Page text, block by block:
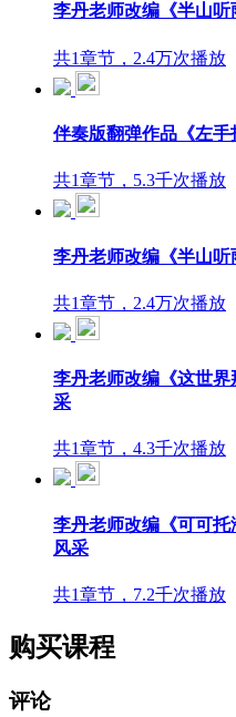
李丹老师改编《半山
共1章节，2.4万次播放
伴奏版翻弹作品《左
共1章节，5.3千次播放
李丹老师改编《半山
共1章节，2.4万次播放
李丹老师改编《这世
采
共1章节，4.3千次播放
李丹老师改编《可可
风采
共1章节，7.2千次播放
购买课程
评论